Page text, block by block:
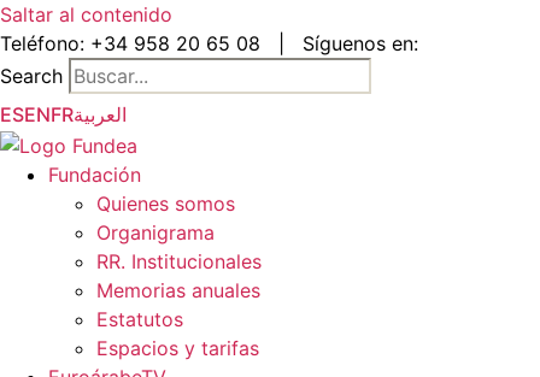
Saltar al contenido
Teléfono: +34 958 20 65 08
Síguenos en:
Search
ESENFRالعربية
Fundación
Quienes somos
Organigrama
RR. Institucionales
Memorias anuales
Estatutos
Espacios y tarifas